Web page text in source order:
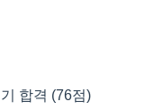
합격 (76점)